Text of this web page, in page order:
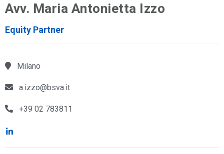
Avv. Maria Antonietta Izzo
Equity Partner
Milano
a.izzo@bsva.it
+39 02 783811